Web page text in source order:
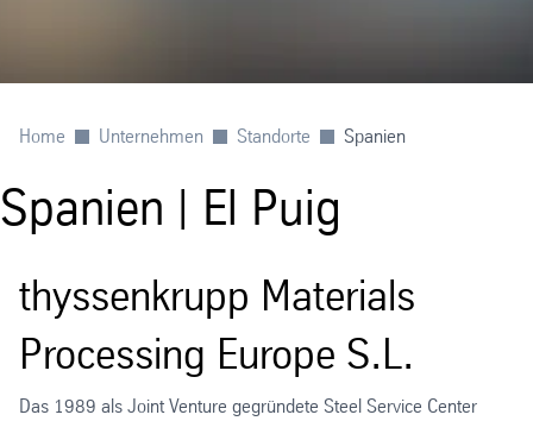
Home Unternehmen Standorte Spanien
Spanien | El Puig
thyssenkrupp Materials
Processing Europe S.L.
Das 1989 als Joint Venture gegründete Steel Service Center